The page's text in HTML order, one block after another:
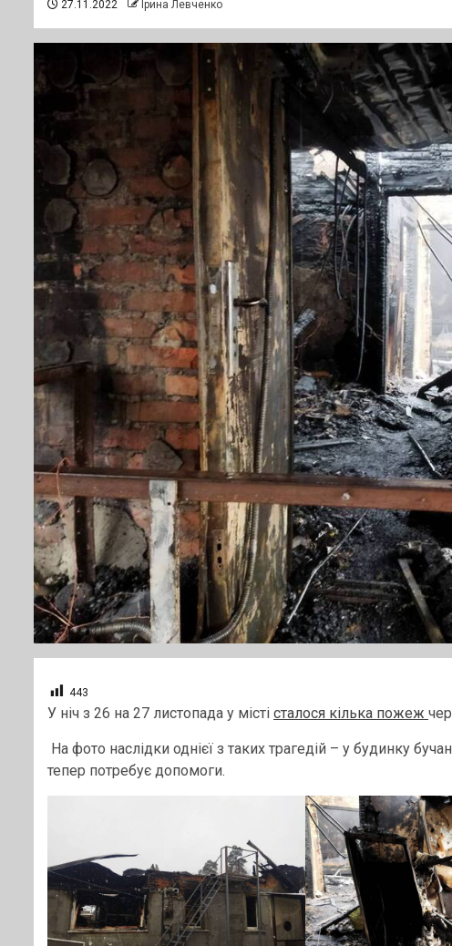
27.11.2022 Ірина Левченко
443
У ніч з 26 на 27 листопада у місті сталося кілька пожеж
На фото наслідки однієї з таких трагедій – у будинку
тепер потребує допомоги.